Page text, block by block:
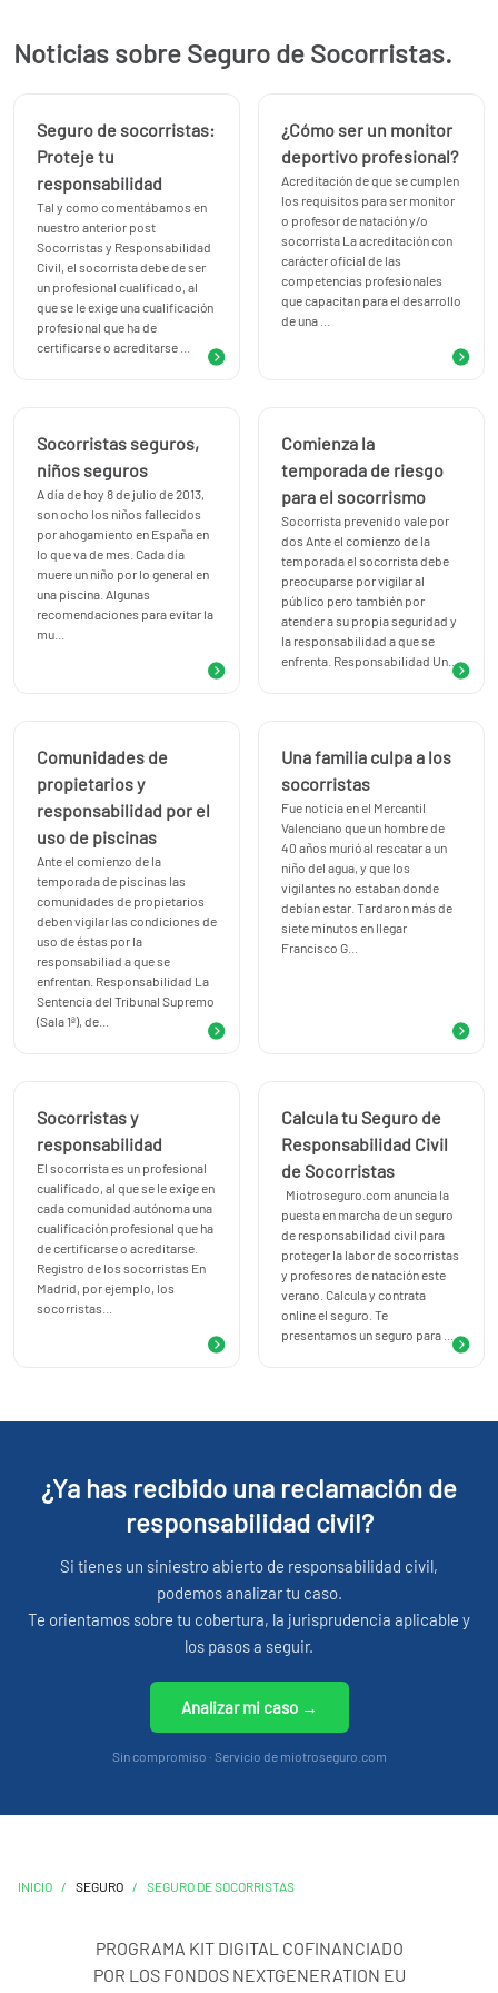
Noticias sobre Seguro de Socorristas.
Seguro de socorristas:
Proteje tu
responsabilidad
Tal y como comentábamos en
nuestro anterior post
Socorristas y Responsabilidad
Civil, el socorrista debe de ser
un profesional cualificado, al
que se le exige una cualificación
profesional que ha de
certificarse o acreditarse ...
¿Cómo ser un monitor
deportivo profesional?
Acreditación de que se cumplen
los requisitos para ser monitor
o profesor de natación y/o
socorrista La acreditación con
carácter oficial de las
competencias profesionales
que capacitan para el desarrollo
de una ...
Socorristas seguros,
niños seguros
A día de hoy 8 de julio de 2013,
son ocho los niños fallecidos
por ahogamiento en España en
lo que va de mes. Cada día
muere un niño por lo general en
una piscina. Algunas
recomendaciones para evitar la
mu...
Comienza la
temporada de riesgo
para el socorrismo
Socorrista prevenido vale por
dos Ante el comienzo de la
temporada el socorrista debe
preocuparse por vigilar al
público pero también por
atender a su propia seguridad y
la responsabilidad a que se
enfrenta. Responsabilidad Un...
Comunidades de
propietarios y
responsabilidad por el
uso de piscinas
Ante el comienzo de la
temporada de piscinas las
comunidades de propietarios
deben vigilar las condiciones de
uso de éstas por la
responsabiliad a que se
enfrentan. Responsabilidad La
Sentencia del Tribunal Supremo
(Sala 1ª), de...
Una familia culpa a los
socorristas
Fue noticia en el Mercantil
Valenciano que un hombre de
40 años murió al rescatar a un
niño del agua, y que los
vigilantes no estaban donde
debían estar. Tardaron más de
siete minutos en llegar
Francisco G...
Socorristas y
responsabilidad
El socorrista es un profesional
cualificado, al que se le exige en
cada comunidad autónoma una
cualificación profesional que ha
de certificarse o acreditarse.
Registro de los socorristas En
Madrid, por ejemplo, los
socorristas...
Calcula tu Seguro de
Responsabilidad Civil
de Socorristas
Miotroseguro.com anuncia la
puesta en marcha de un seguro
de responsabilidad civil para
proteger la labor de socorristas
y profesores de natación este
verano. Calcula y contrata
online el seguro. Te
presentamos un seguro para ...
¿Ya has recibido una reclamación de
responsabilidad civil?
Si tienes un siniestro abierto de responsabilidad civil,
podemos analizar tu caso.
Te orientamos sobre tu cobertura, la jurisprudencia aplicable y
los pasos a seguir.
Analizar mi caso →
Sin compromiso · Servicio de miotroseguro.com
INICIO / SEGURO / SEGURO DE SOCORRISTAS
PROGRAMA KIT DIGITAL COFINANCIADO
POR LOS FONDOS NEXTGENERATION EU